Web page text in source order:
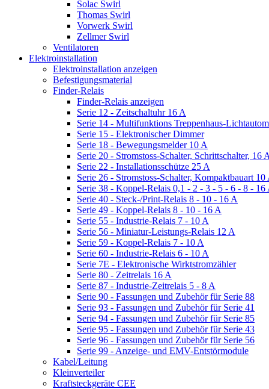
Solac Swirl
Thomas Swirl
Vorwerk Swirl
Zellmer Swirl
Ventilatoren
Elektroinstallation
Elektroinstallation anzeigen
Befestigungsmaterial
Finder-Relais
Finder-Relais anzeigen
Serie 12 - Zeitschaltuhr 16 A
Serie 14 - Multifunktions Treppenhaus-
Serie 15 - Elektronischer Dimmer
Serie 18 - Bewegungsmelder 10 A
Serie 20 - Stromstoss-Schalter, Schrittschalter, 16 A
Serie 22 - Installationsschütze 25 A
Serie 26 - Stromstoss-Schalter, Kompaktbauart 10
Serie 38 - Koppel-Relais 0,1 - 2 - 3 - 5 - 6 - 8 - 16
Serie 40 - Steck-/Print-Relais 8 - 10 - 16 A
Serie 49 - Koppel-Relais 8 - 10 - 16 A
Serie 55 - Industrie-Relais 7 - 10 A
Serie 56 - Miniatur-Leistungs-Relais 12 A
Serie 59 - Koppel-Relais 7 - 10 A
Serie 60 - Industrie-Relais 6 - 10 A
Serie 7E - Elektronische Wirktstromzähler
Serie 80 - Zeitrelais 16 A
Serie 87 - Industrie-Zeitrelais 5 - 8 A
Serie 90 - Fassungen und Zubehör für Serie 88
Serie 93 - Fassungen und Zubehör für Serie 41
Serie 94 - Fassungen und Zubehör für Serie 85
Serie 95 - Fassungen und Zubehör für Serie 43
Serie 96 - Fassungen und Zubehör für Serie 56
Serie 99 - Anzeige- und EMV-Entstörmodule
Kabel/Leitung
Kleinverteiler
Kraftsteckgeräte CEE